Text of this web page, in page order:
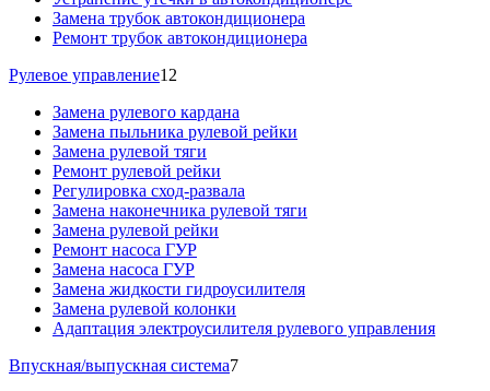
Замена трубок автокондиционера
Ремонт трубок автокондиционера
Рулевое управление12
Замена рулевого кардана
Замена пыльника рулевой рейки
Замена рулевой тяги
Ремонт рулевой рейки
Регулировка сход-развала
Замена наконечника рулевой тяги
Замена рулевой рейки
Ремонт насоса ГУР
Замена насоса ГУР
Замена жидкости гидроусилителя
Замена рулевой колонки
Адаптация электроусилителя рулевого управления
Впускная/выпускная система7